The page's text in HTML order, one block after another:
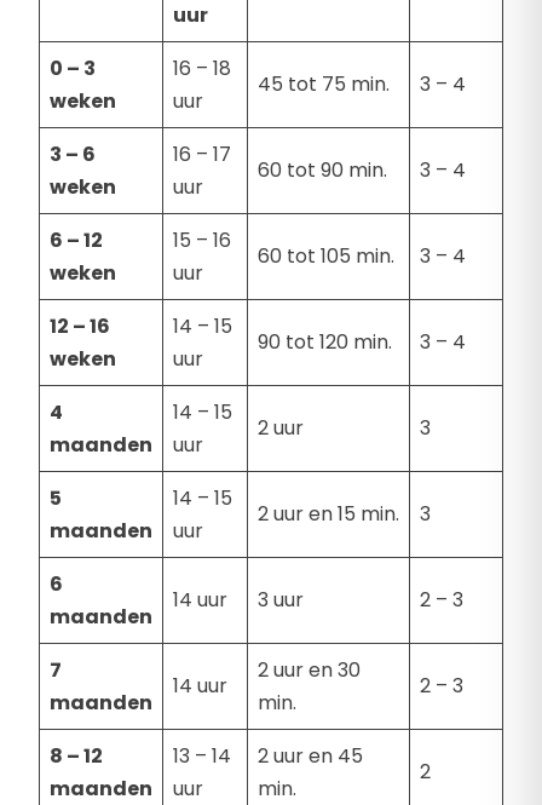
uur
0 – 3
weken
16 – 18
uur
45 tot 75 min. 3 – 4
3 – 6
weken
16 – 17
uur
60 tot 90 min. 3 – 4
6 – 12
weken
15 – 16
uur
60 tot 105 min. 3 – 4
12 – 16
weken
14 – 15
uur
90 tot 120 min. 3 – 4
4
maanden
14 – 15
uur
2 uur 3
5
maanden
14 – 15
uur
2 uur en 15 min. 3
6
maanden
14 uur 3 uur 2 – 3
7
maanden
14 uur
2 uur en 30
min.
2 – 3
8 – 12
maanden
13 – 14
uur
2 uur en 45
min.
2